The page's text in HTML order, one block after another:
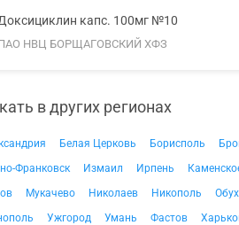
капс. 100мг №10
НВЦ БОРЩАГОВСКИЙ ХФЗ
в других регионах
Белая Церковь Борисполь
Франковск
Измаил Ирпень
Мукачево Николаев Никополь
Ужгород Умань Фастов